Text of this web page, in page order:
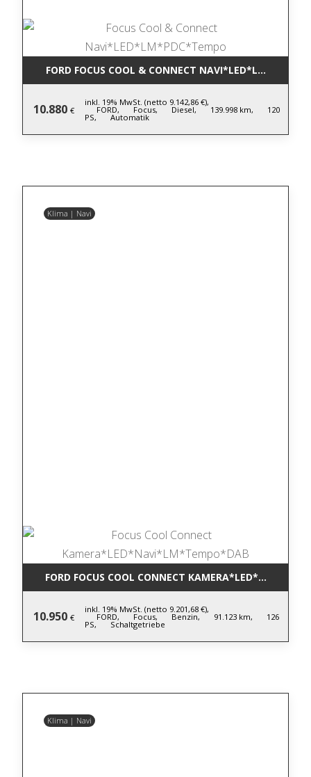
FORD FOCUS COOL & CONNECT
10.880 €
inkl. 19% MwSt. (netto 9.142,86 €),
FORD, Focus, Diesel, 139.998 km, 120
PS, Automatik
Klima | Navi
FORD FOCUS COOL CONNECT
10.950 €
inkl. 19% MwSt. (netto 9.201,68 €),
FORD, Focus, Benzin, 91.123 km, 126
PS, Schaltgetriebe
Klima | Navi